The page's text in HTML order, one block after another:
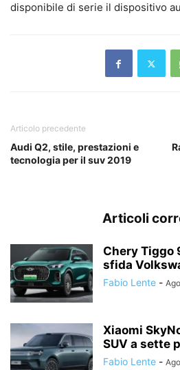
disponibile di serie il dispositivo
Articolo precedente
Audi Q2, stile, prestazioni e
tecnologia per il suv 2019
Articoli
Chery Tiggo
sfida
Fabio Lente -
Xiaomi
SUV a sette
Fabio Lente -